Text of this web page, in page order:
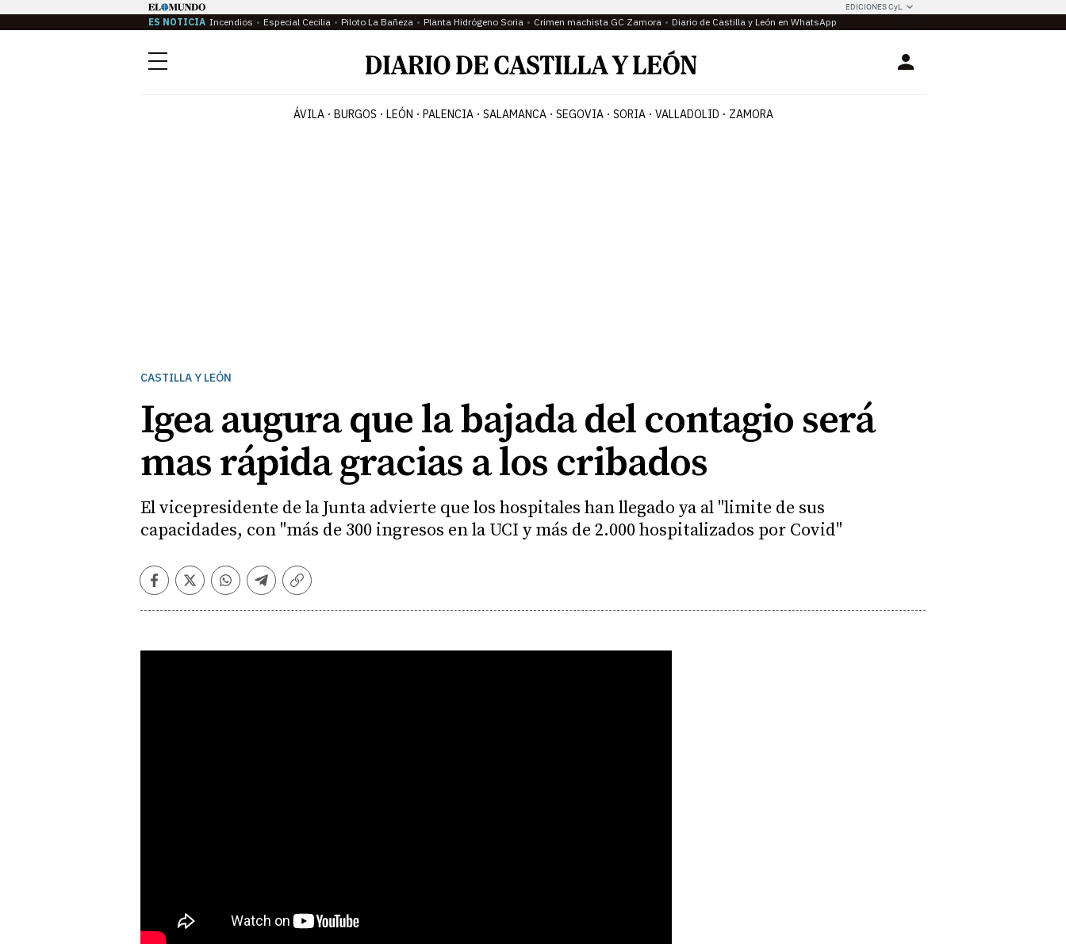
EDICIONES CyL
ES NOTICIA Incendios Especial Cecilia Piloto La Bañeza Planta Hidrógeno Soria Crimen machista GC Zamora Diario de Castilla y León en WhatsApp
Menú Login
ÁVILA BURGOS LEÓN PALENCIA SALAMANCA SEGOVIA SORIA VALLADOLID ZAMORA
CASTILLA Y LEÓN
Igea augura que la bajada del contagio será
mas rápida gracias a los cribados
El vicepresidente de la Junta advierte que los hospitales han llegado ya al "limite de sus
capacidades, con "más de 300 ingresos en la UCI y más de 2.000 hospitalizados por Covid"
Facebook
TwitterWhatsapp
Telegram
Copiar